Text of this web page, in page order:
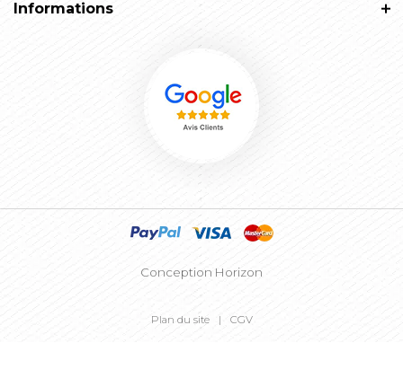
Informations
Conception Horizon
Plan du site CGV